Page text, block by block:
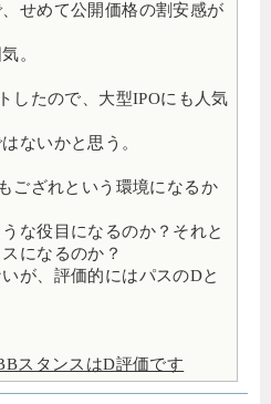
せめて公開価格の割安感が
。
したので、大型IPOにも人気
ないかと思う。
ござれという環境になるか
な役目になるのか？それと
になるのか？
が、評価的にはパスのDと
スタンスはD評価です